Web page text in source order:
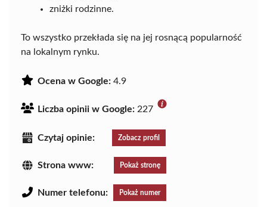
zniżki rodzinne.
To wszystko przekłada się na jej rosnącą popularność
na lokalnym rynku.
Ocena w Google: 4.9
Liczba opinii w Google: 227
Czytaj opinie: Zobacz profil
Strona www: Pokaż stronę
Numer telefonu: Pokaż numer